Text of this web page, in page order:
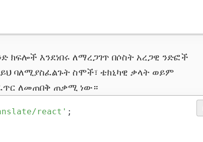
ክፍሎች እንደነበሩ ለማረጋገጥ በሶስት አረጋዊ ንድፎች
ባለሚያስፈልጉት ስሞች፣ ቴክኒካዊ ቃላት ወይም
ለመጠበቅ ጠቃሚ ነው።
react' ;